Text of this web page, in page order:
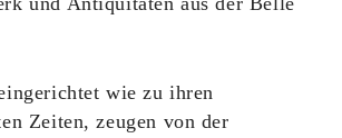
wie zu ihren
Zeiten, zeugen von der